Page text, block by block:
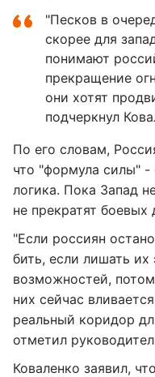
"Песков в
скорее для
понимают
прекращение
они хотят
подчеркнул
По его словам,
что "формула силы" -
логика. Пока Запад
не прекратят боевых
"Если россиян
бить, если лишать их
возможностей,
них сейчас
реальный коридор
отметил
Коваленко заявил,